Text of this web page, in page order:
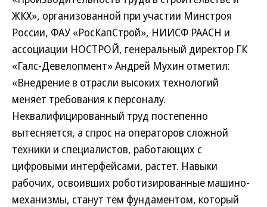
ЖКХ», организованной при участии Минстроя
России, ФАУ «РосКапСтрой», НИИСФ РААСН и
ассоциации НОСТРОЙ, генеральный директор ГК
«Галс-Девелопмент» Андрей Мухин отметил:
«Внедрение в отрасли высоких технологий
меняет требования к персоналу.
Неквалифицированный труд постепенно
вытесняется, а спрос на операторов сложной
техники и специалистов, работающих с
цифровыми интерфейсами, растет. Навыки
рабочих, освоивших роботизированные машино-
механизмы, станут тем фундаментом, который